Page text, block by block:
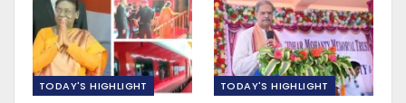
TODAY'S HIGHLIGHT TODAY'S HIGHLIGHT